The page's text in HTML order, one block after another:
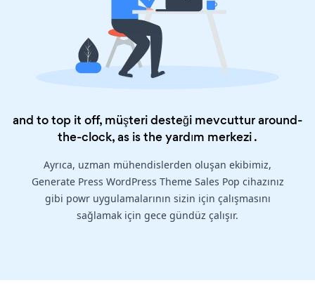
and to top it off, müşteri desteği mevcuttur around-
the-clock, as is theyardım merkezi.
Ayrıca, uzman mühendislerden oluşan ekibimiz,
Generate Press WordPress Theme Sales Pop cihazınız
gibi powr uygulamalarının sizin için çalışmasını
sağlamak için gece gündüz çalışır.